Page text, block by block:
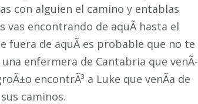
con alguien el camino y entablas
vas encontrando de aquÃ­ hasta el
fuera de aquÃ­ es probable que no te
enfermera de Cantabria que venÃ­
encontrÃ³ a Luke que venÃ­a de
caminos.